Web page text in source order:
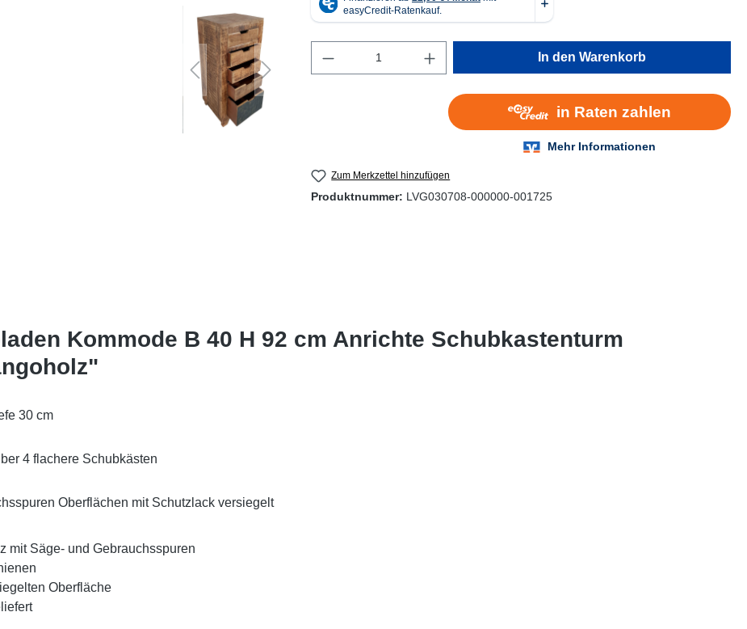
Produkt Anzahl: Gib den gewünschten Wert ein
In den Warenkorb
Zum Merkzettel hinzufügen
Produktnummer: LVG030708-000000-001725
Kommode B 40 H 92 cm Anrichte Schubkastenturm
30 cm
4 flachere Schubkästen
Oberflächen mit Schutzlack versiegelt
mit Säge- und Gebrauchsspuren
Oberfläche